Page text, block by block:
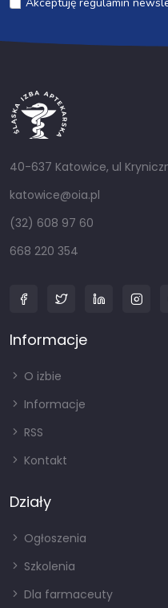
40-637 Katowice, ul
katowice@oia.pl
(32) 608 97 60
668 220 354
Informacje
O izbie
Informacje
RSS
Kontakt
Działy
Ogłoszenia
Szkolenia
Dla farmaceuty